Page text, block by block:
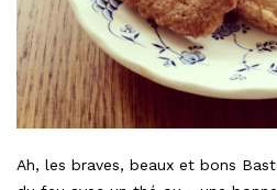
Ah, les braves, beaux et bons